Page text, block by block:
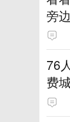
旁边
76
费